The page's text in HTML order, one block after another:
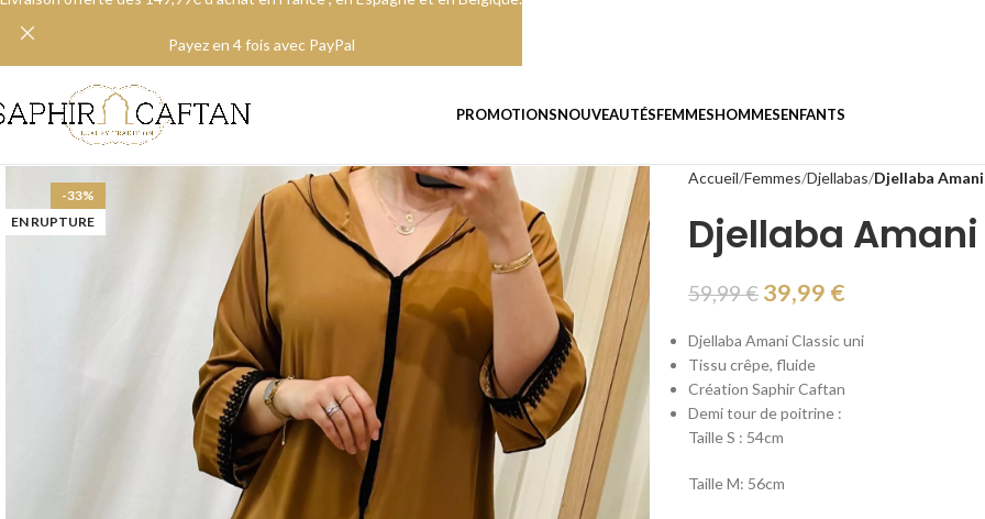
PROMOTIONSNOUVEAUTÉSFEMMESHOMMESENFANTS
-33%
EN RUPTURE
Accueil Femmes Djellabas Djellaba
Djellaba
59,99€ 39,99 €
Djellaba Amani Classic uni
Tissu crêpe, fluide
Création Saphir Caftan
Demi tour de poitrine :
Taille S : 54cm
Taille M: 56cm
Payez en 4 fois avec PayPal